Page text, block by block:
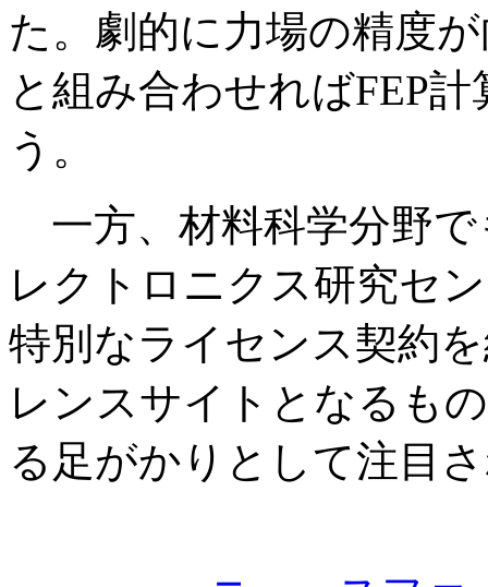
た。劇的に力場の精度
と組み合わせればFEP
う。
一方、材料科学分野で
レクトロニクス研究セ
特別なライセンス契約
レンスサイトとなるも
る足がかりとして注目